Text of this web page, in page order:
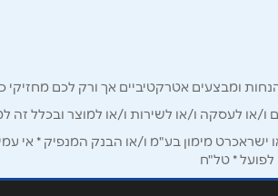
או לעסקה ו/או לשירות ו/או למוצר ובכלל זה
מימון בע"מ ו/או הבנק המנפיק * אי
לפועל * טל"ח